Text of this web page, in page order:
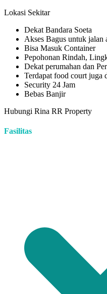
Lokasi Sekitar
Dekat Bandara Soeta
Akses Bagus untuk jalan
Bisa Masuk Container
Pepohonan Rindah,
Dekat perumahan dan
Terdapat food court juga
Security 24 Jam
Bebas Banjir
Hubungi Rina RR Property
Fasilitas